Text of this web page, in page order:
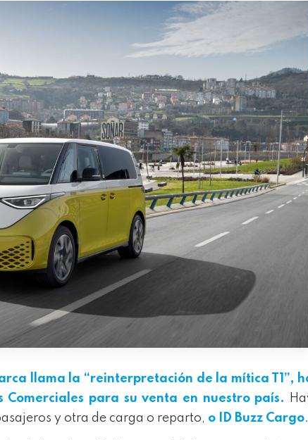
llama la “reinterpretación de la mítica T1”,
Comerciales para su venta en nuestro país.
y otra de carga o reparto, o ID Buzz Cargo.